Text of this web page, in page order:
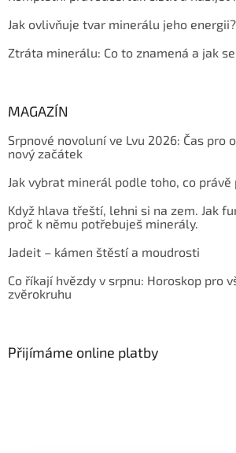
Jak ovlivňuje tvar minerálu jeho energii?
Ztráta minerálu: Co to znamená a jak
MAGAZÍN
Srpnové novoluní ve Lvu 2026: Čas pro
nový začátek
Jak vybrat minerál podle toho, co
Když hlava třeští, lehni si na zem. Jak
proč k němu potřebuješ minerály.
Jadeit – kámen štěstí a moudrosti
Co říkají hvězdy v srpnu: Horoskop pro
zvěrokruhu
Přijímáme online platby